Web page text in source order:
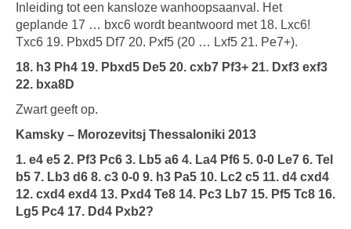
Inleiding tot een kansloze wanhoopsaanval. Het
geplande 17 … bxc6 wordt beantwoord met 18. Lxc6!
Txc6 19. Pbxd5 Df7 20. Pxf5 (20 … Lxf5 21. Pe7+).
18. h3 Ph4 19. Pbxd5 De5 20. cxb7 Pf3+ 21. Dxf3 exf3
22. bxa8D
Zwart geeft op.
Kamsky – Morozevitsj Thessaloniki 2013
1. e4 e5 2. Pf3 Pc6 3. Lb5 a6 4. La4 Pf6 5. 0-0 Le7 6. Tel
b5 7. Lb3 d6 8. c3 0-0 9. h3 Pa5 10. Lc2 c5 11. d4 cxd4
12. cxd4 exd4 13. Pxd4 Te8 14. Pc3 Lb7 15. Pf5 Tc8 16.
Lg5 Pc4 17. Dd4 Pxb2?